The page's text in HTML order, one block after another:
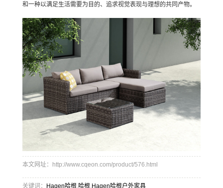
和一种以满足生活需要为目的、追求视觉表现与理想的共同产物。
本文网址：http://www.cqeon.com/product/576.html
关键词： Hagen哈根 哈根 Hagen哈根户外家具